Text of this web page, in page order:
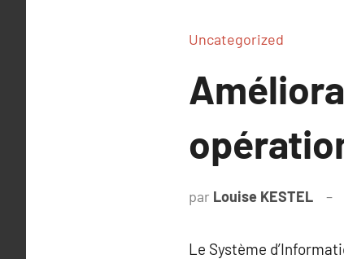
Uncategorized
par Louise KESTEL
Le Système